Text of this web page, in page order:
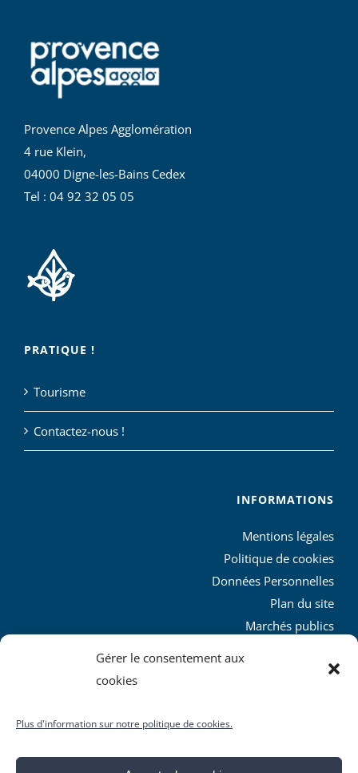
Gérer le consentement aux
cookies
Plus d'information sur notre politique de cookies.
Provence Alpes Agglomération
4 rue Klein,
04000 Digne-les-Bains Cedex
Tel : 04 92 32 05 05
PRATIQUE !
Tourisme
Contactez-nous !
INFORMATIONS
Mentions légales
Politique de cookies
Données Personnelles
Plan du site
Marchés publics
L’agglo recrute